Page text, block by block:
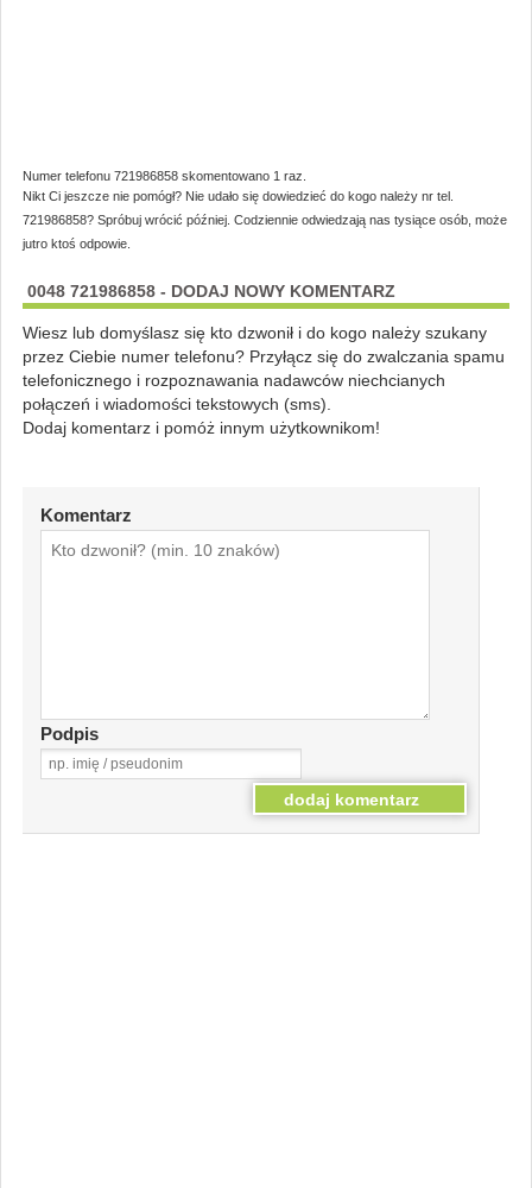
Numer telefonu 721986858 skomentowano 1 raz.
Nikt Ci jeszcze nie pomógł? Nie udało się dowiedzieć do kogo należy nr tel.
721986858? Spróbuj wrócić później. Codziennie odwiedzają nas tysiące osób, może
jutro ktoś odpowie.
0048 721986858 - DODAJ NOWY KOMENTARZ
Wiesz lub domyślasz się kto dzwonił i do kogo należy szukany
przez Ciebie numer telefonu? Przyłącz się do zwalczania spamu
telefonicznego i rozpoznawania nadawców niechcianych
połączeń i wiadomości tekstowych (sms).
Dodaj komentarz i pomóż innym użytkownikom!
Komentarz
Podpis